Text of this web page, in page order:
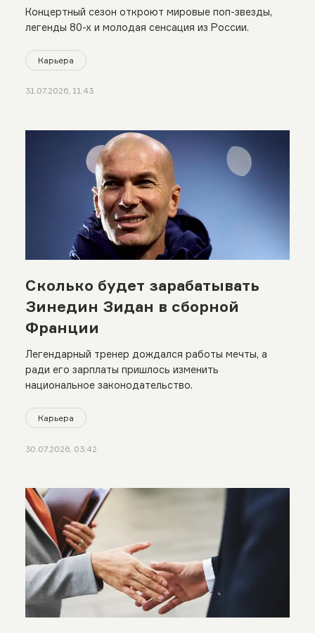
Концертный сезон откроют мировые поп-звезды,
легенды 80-х и молодая сенсация из России.
Карьера
31.07.2026, 11:43
Сколько будет зарабатывать
Зинедин Зидан в сборной
Франции
Легендарный тренер дождался работы мечты, а
ради его зарплаты пришлось изменить
национальное законодательство.
Карьера
30.07.2026, 03:42